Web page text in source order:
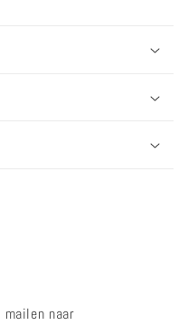
mailen naar